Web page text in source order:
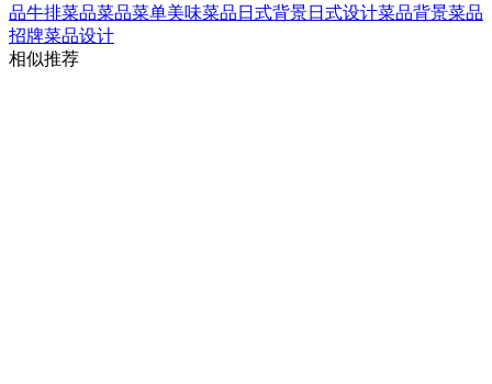
品牛排菜品菜品菜单美味菜品 日式背景日式设计菜品背景菜品
招牌菜品设计
相似推荐